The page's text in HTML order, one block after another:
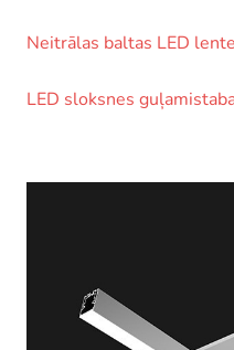
Neitrālas baltas LED
LED sloksnes